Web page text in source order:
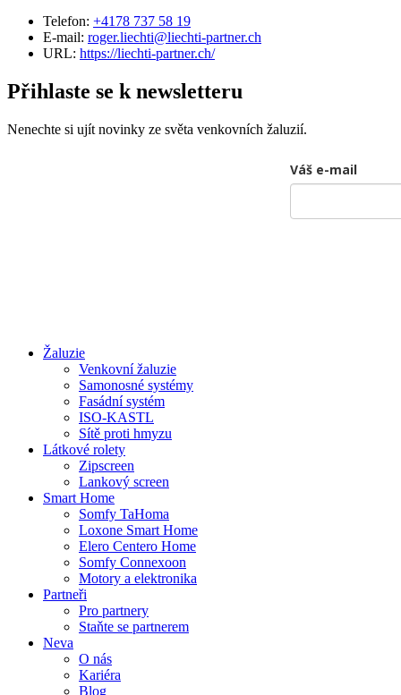
Telefon: +4178 737 58 19
E-mail: roger.liechti@liechti-partner.ch
URL: https://liechti-partner.ch/
Přihlaste se k newsletteru
Nenechte si ujít novinky ze světa venkovních žaluzií.
Váš e-mail
Žaluzie
Venkovní žaluzie
Samonosné systémy
Fasádní systém
ISO-KASTL
Sítě proti hmyzu
Látkové rolety
Zipscreen
Lankový screen
Smart Home
Somfy TaHoma
Loxone Smart Home
Elero Centero Home
Somfy Connexoon
Motory a elektronika
Partneři
Pro partnery
Staňte se partnerem
Neva
O nás
Kariéra
Blog